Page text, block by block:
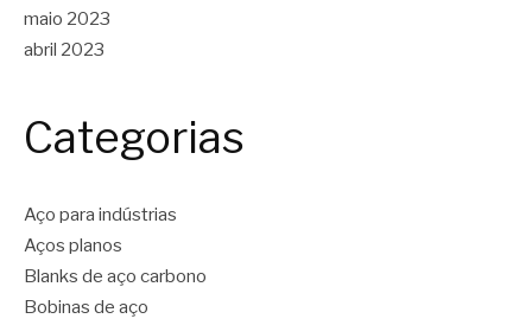
maio 2023
abril 2023
Categorias
Aço para indústrias
Aços planos
Blanks de aço carbono
Bobinas de aço